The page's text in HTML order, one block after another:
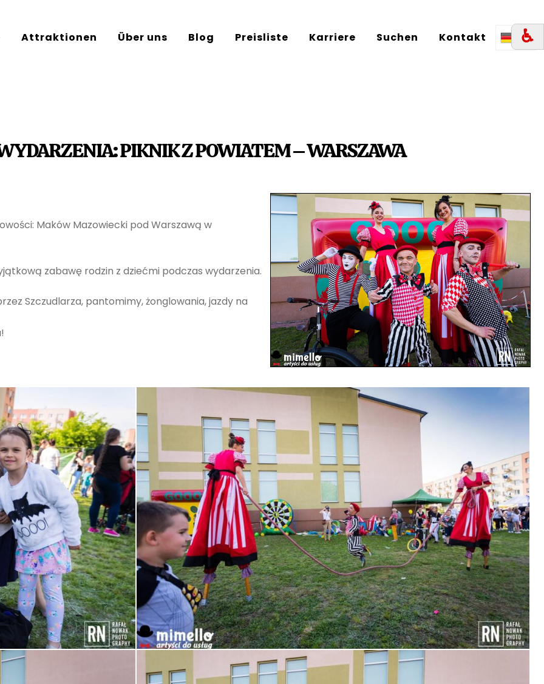
♿︎
DE
Attraktionen Über uns Blog Preisliste Karriere Suchen Kontakt
PIKNIK Z POWIATEM – WARSZAWA
Maków Mazowiecki pod Warszawą w
zabawę rodzin z dziećmi podczas wydarzenia.
Szczudlarza, pantomimy, żonglowania, jazdy na